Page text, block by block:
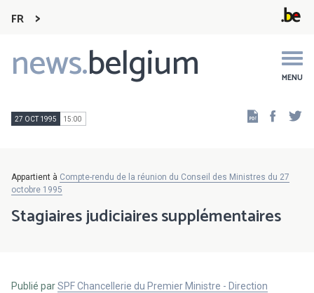
FR
news.belgium MENU
Main
navigation
27 OCT 1995 15:00
Appartient à Compte-rendu de la réunion du Conseil des Ministres du 27
octobre 1995
Stagiaires judiciaires supplémentaires
Publié parSPF Chancellerie du Premier Ministre - Direction